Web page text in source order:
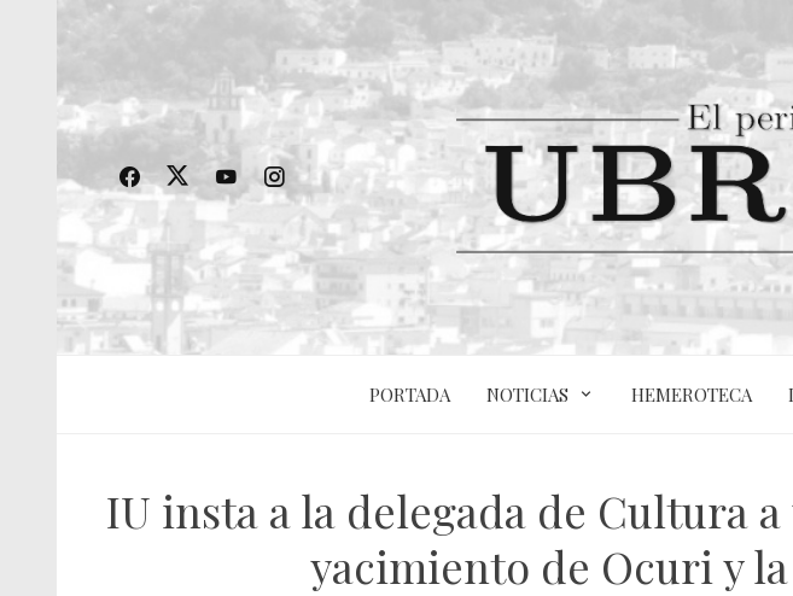
PORTADA NOTICIAS HEMEROTECA
IU insta a la delegada de Cultura
yacimiento de Ocuri y